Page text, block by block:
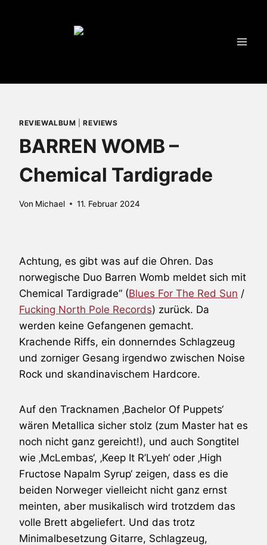
REVIEWALBUM |REVIEWS
BARREN WOMB –
Chemical Tardigrade
Von Michael 11. Februar 2024
Achtung, es gibt was auf die Ohren. Das
norwegische Duo Barren Womb meldet sich mit
Chemical Tardigrade“ (Blues For The Red Sun /
Fucking North Pole Records) zurück. Da
werden keine Gefangenen gemacht.
Krachende Riffs, ein donnerndes Schlagzeug
und zorniger Gesang irgendwo zwischen Noise
Rock und skandinavischem Hardcore.
Auf den Tracknamen ‚Bachelor Of Puppets‘
wären Metallica sicher stolz (zum Master hat es
noch nicht ganz gereicht!), und auch Songtitel
wie ‚McLembas‘, ‚Keep It R’Lyeh‘ oder ‚High
Fructose Napalm Syrup‘ zeigen, dass es die
beiden Norweger vielleicht nicht ganz ernst
meinten, aber musikalisch wird trotzdem das
volle Brett abgeliefert. Und das trotz
Minimalbesetzung Gitarre, Schlagzeug,